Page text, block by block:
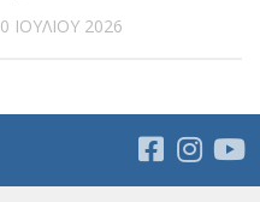
ΙΟΥΛΊΟΥ 2026